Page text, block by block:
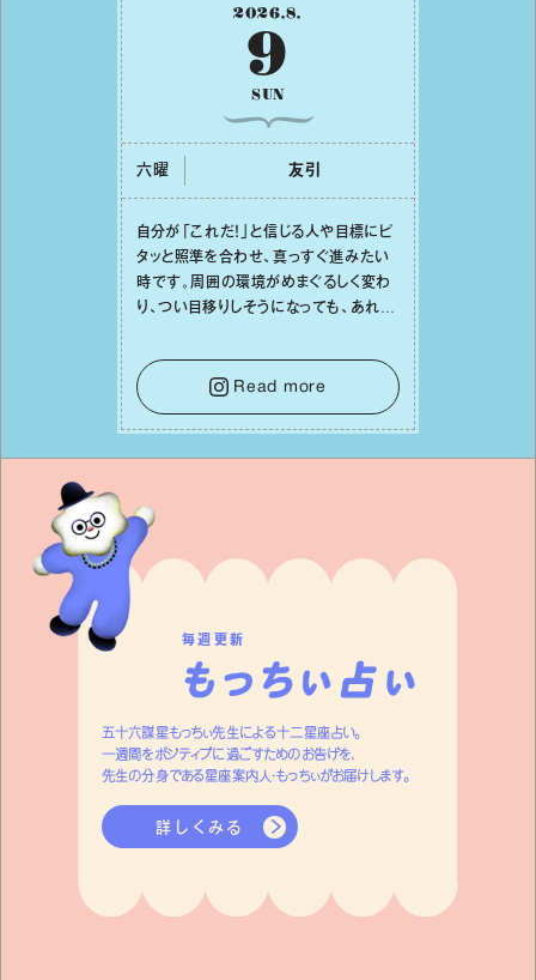
2026.8.
9
SUN
六曜 友引
⾃分が「これだ！」と信じる⼈や⽬標にピ
タッと照準を合わせ、真っすぐ進みたい
時です。周囲の環境がめまぐるしく変わ
り、つい⽬移りしそうになっても、あれこ
をそっと⼿放し、⽬の前のことに集中しま
しょう。そのブレない決意が、あなたにと
って有意義で安定した成果を引き寄せま
す。
Read more
毎週更新
五十六謀星もっちぃ先生による十二星座占い。
一週間をポジティブに過ごすためのお告げを、
先生の分身である星座案内人・もっちぃがお届けします。
詳しくみる